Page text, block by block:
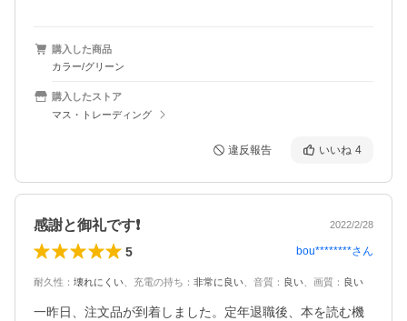
購入した商品
カラー/グリーン
購入したストア
マス・トレーディング
違反報告 いいね 4
感謝と御礼です❗️ 2022/2/28
5 bou********さん
耐久性 ： 壊れにくい 充電の持ち ： 非常に良い 音質 ： 良い 画質 ： 良い
一昨日、注文品が到着しました。定年退職後、本を読む機